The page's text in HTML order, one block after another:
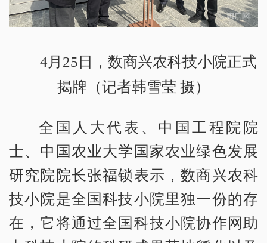
4月25日，数商兴农科技小院正式
揭牌（记者韩雪莹 摄）
全国人大代表、中国工程院院
士、中国农业大学国家农业绿色发展
研究院院长张福锁表示，数商兴农科
技小院是全国科技小院里独一份的存
在，它将通过全国科技小院协作网助